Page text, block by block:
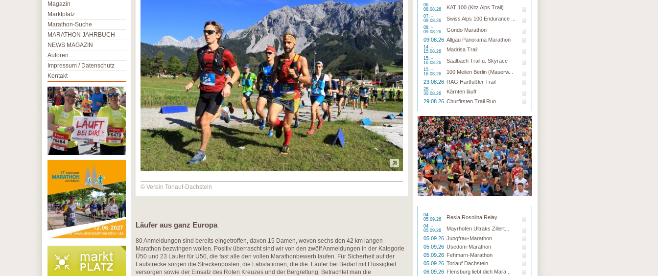
© Verein Torlauf-Dachstein
Läufer aus ganz Europa
80 Anmeldungen sind bereits eingetroffen, davon 15 Damen, wovon sechs den 42 km langen
Marathon bezwingen wollen. Positiv überrascht sind wir von den zwölf Anmeldungen in der Kategorie
Ü50 und 23 Läufer für U50, die fast alle den vollen Marathonbewerb laufen. Für Sicherheit auf der
Laufstrecke sorgen die Streckenposten, die Labstationen, die die Läufer bei Bedarf mit Flüssigkeit
versorgen sowie der Einsatz des Roten Kreuzes und der Bergrettung. Betrachtet man die
06. -
08.08.26
KAT 100 (Kitz Alps Trail)
07. -
09.08.26
Swiss Alps 100 Endurance ...
08. -
09.08.26
Gondo Marathon
09.08.26 Allgäu Panorama Marathon
14. -
15.08.26
Madrisa Trail
15. -
16.08.26
Saalbach Trail u. Skyrace
15. -
16.08.26
100 Meilen Berlin (Mauerw...
23.08.26 RAG Hartfüßler Trail
28. -
30.08.26
Kärnten läuft
29.08.26 Churfirsten Trail Run
04. -
05.09.26
Resia Rosolina Relay
04. -
05.09.26
Mayrhofen Ultraks Zillert...
05.09.26 Jungfrau-Marathon
05.09.26 Usedom-Marathon
05.09.26 Fehmarn-Marathon
05.09.26 Torlauf Dachstein
06.09.26 Flensburg liebt dich Mara...
Magazin
Marktplatz
Marathon-Suche
MARATHON JAHRBUCH
NEWS MAGAZIN
Autoren
Impressum / Datenschutz
Kontakt